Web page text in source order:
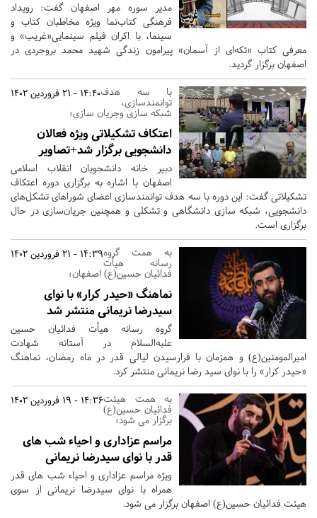
مدیر سوره مهر اصفهان گفت: رویداد
فرهنگی کتاب‌نما ویژه مخاطبان کتاب و
سینما، با اکران فیلم سینمایی«غریب» و
معرفی کتاب «تکه‌ای از آسمان» پیرامون زندگی شهید محمد بروجردی در
اصفهان برگزار گردید.
14:40 - 21 فروردین 1402با سه هدف
توانمندسازی،
شبکه سازی وجریان سازی؛
اعتکاف تشکیلاتی ویژه فعالان
دانشجویی برگزار شد+تصاویر
دبیر خانه دانشجویان انقلاب اسلامی
اصفهان با اشاره به برگزاری دوره اعتکاف
تشکیلاتی گفت: این دوره با سه هدف توانمندسازی اعضای شوراهای تشکل‌های
دانشجویی، شبکه سازی دانشگاهی و تشکلی و همچنین جریان‌سازی در حال
برگزاری است.
14:39 - 21 فروردین 1402به همت گروه
رسانه هیأت
فدائیان حسین(ع) اصفهان؛
نماهنگ «حیدر کرار» با نوای
سیدرضا نریمانی منتشر شد
گروه رسانه هیأت فدائیان حسین
علیه‌السلام در آستانه شهادت
امیرالمومنین(ع) و همزمان با فرارسیدن لیالی قدر در ماه رمضان، نماهنگ
«حیدر کرار» را با نوای سید رضا نریمانی منتشر کرد.
14:36 - 19 فروردین 1402به همت هیئت
فدائیان حسین(ع)
برگزار می شود؛
مراسم عزاداری و احیاء شب های
قدر با نوای سیدرضا نریمانی
ویژه مراسم عزاداری و احیاء شب های قدر
همراه با نوای سیدرضا نریمانی از سوی
هیئت فدائیان حسین(ع) اصفهان برگزار می شود.